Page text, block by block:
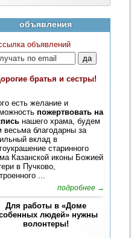
объявления
объявлений
братья и сестры!
есть желание и
пожертвовать на
нашего храма, будем
весьма благодарны за
вклад в
старинного
Казанской иконы Божией
в Пучково,
...
подробнее →
Для работы в «Доме
людей» нужны
волонтеры!